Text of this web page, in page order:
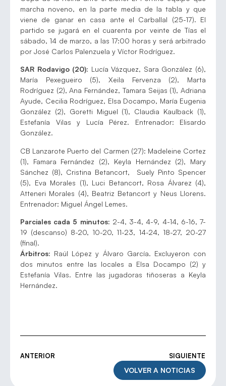
marcha noveno, en la parte media de la tabla y que
viene de ganar en casa ante el Carballal (25-17). El
partido se jugará en el cuarenta por veinte de Tías el
sábado, 14 de marzo, a las 17:00 horas y será arbitrado
por José Carlos Palenzuela y Víctor Rodríguez.
SAR Rodavigo (20): Lucía Vázquez, Sara González (6),
María Pexegueiro (5), Xeila Fervenza (2), Marta
Rodríguez (2), Ana Fernández, Tamara Seijas (1), Adriana
Ayude, Cecilia Rodríguez, Elsa Docampo, María Eugenia
González (2), Goretti Miguel (1), Claudia Kaulback (1),
Estefanía Vilas y Lucía Pérez. Entrenador: Elisardo
González.
CB Lanzarote Puerto del Carmen (27): Madeleine Cortez
(1), Famara Fernández (2), Keyla Hernández (2), Mary
Sánchez (8), Cristina Betancort, Suely Pinto Spencer
(5), Eva Morales (1), Luci Betancort, Rosa Álvarez (4),
Atteneri Morales (4), Beatriz Betancort y Neus Llorens.
Entrenador: Miguel Ángel Lemes.
Parciales cada 5 minutos: 2-4, 3-4, 4-9, 4-14, 6-16, 7-
19 (descanso) 8-20, 10-20, 11-23, 14-24, 18-27, 20-27
(final).
Árbitros: Raúl López y Álvaro García. Excluyeron con
dos minutos entre las locales a Elsa Docampo (2) y
Estefanía Vilas. Entre las jugadoras tiñoseras a Keyla
Hernández.
ANTERIOR SIGUIENTE
VOLVER A NOTICIAS